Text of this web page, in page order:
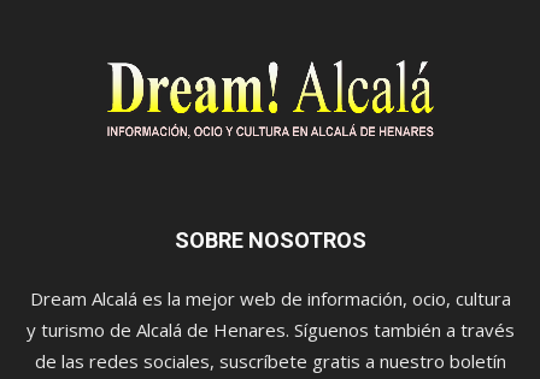
SOBRE NOSOTROS
Dream Alcalá es la mejor web de información, ocio, cultura
y turismo de Alcalá de Henares. Síguenos también a través
de las redes sociales, suscríbete gratis a nuestro boletín